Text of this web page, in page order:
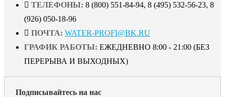
ТЕЛЕФОНЫ: 8 (800) 551-84-94, 8 (495) 532-56-23, 8
(926) 050-18-96
ПОЧТА: WATER-PROFI@BK.RU
ГРАФИК РАБОТЫ: ЕЖЕДНЕВНО 8:00 - 21:00 (БЕЗ
ПЕРЕРЫВА И ВЫХОДНЫХ)
Подписывайтесь на нас